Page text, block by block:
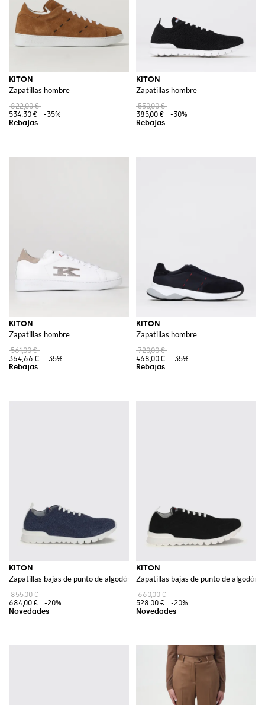
KITON
Zapatillas hombre
822,00 €
534,30 €
-35%
KITON
Zapatillas hombre
550,00 €
385,00 €
-30%
KITON
Zapatillas hombre
561,00 €
364,66 €
-35%
KITON
Zapatillas hombre
720,00 €
468,00 €
-35%
KITON
Zapatillas bajas de punto de algodón elástico con logotipo lettering
855,00 €
684,00 €
-20%
KITON
Zapatillas bajas de punto de algodón
660,00 €
528,00 €
-20%